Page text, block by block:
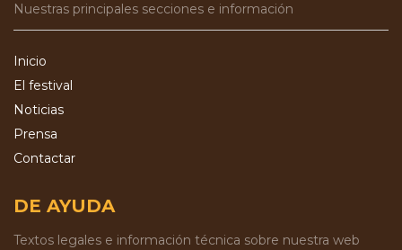
Nuestras principales secciones e información
Inicio
El festival
Noticias
Prensa
Contactar
DE AYUDA
Textos legales e información técnica sobre nuestra web